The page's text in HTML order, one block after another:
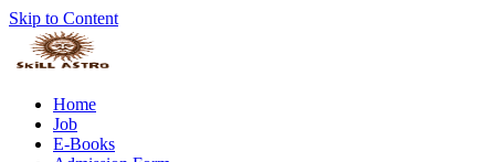
Skip to Content
Home
Job
E-Books